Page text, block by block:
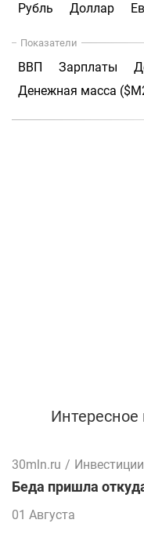
Рубль Доллар
Показатели
ВВП Зарплаты
Денежная масса
Интересное
30mln.ru / Инвестиции
Беда пришла
01 Августа